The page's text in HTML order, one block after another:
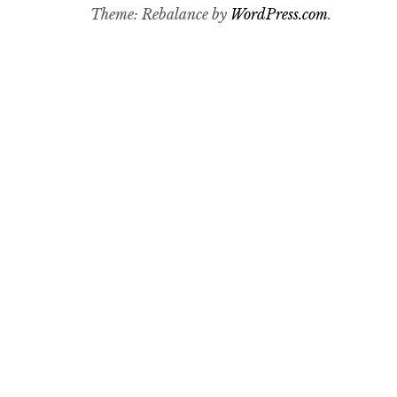
Theme: Rebalance by WordPress.com.